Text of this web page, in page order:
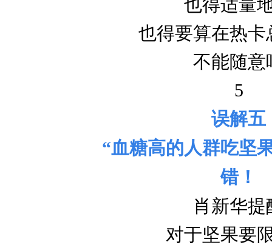
也得适量
也得要算在热卡
不能随意
5
误解五
“血糖高的人群吃坚
错！
肖新华提
对于坚果要